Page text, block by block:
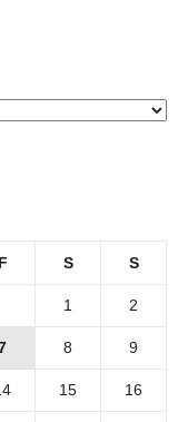
F S S
1 2
8 9
15 16